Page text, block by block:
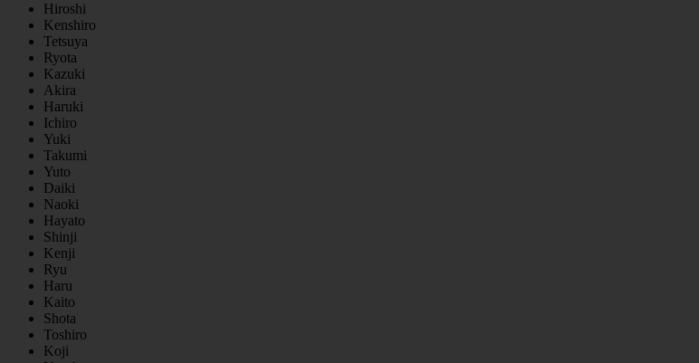
Hiroshi
Kenshiro
Tetsuya
Ryota
Kazuki
Akira
Haruki
Ichiro
Yuki
Takumi
Yuto
Daiki
Naoki
Hayato
Shinji
Kenji
Ryu
Haru
Kaito
Shota
Toshiro
Koji